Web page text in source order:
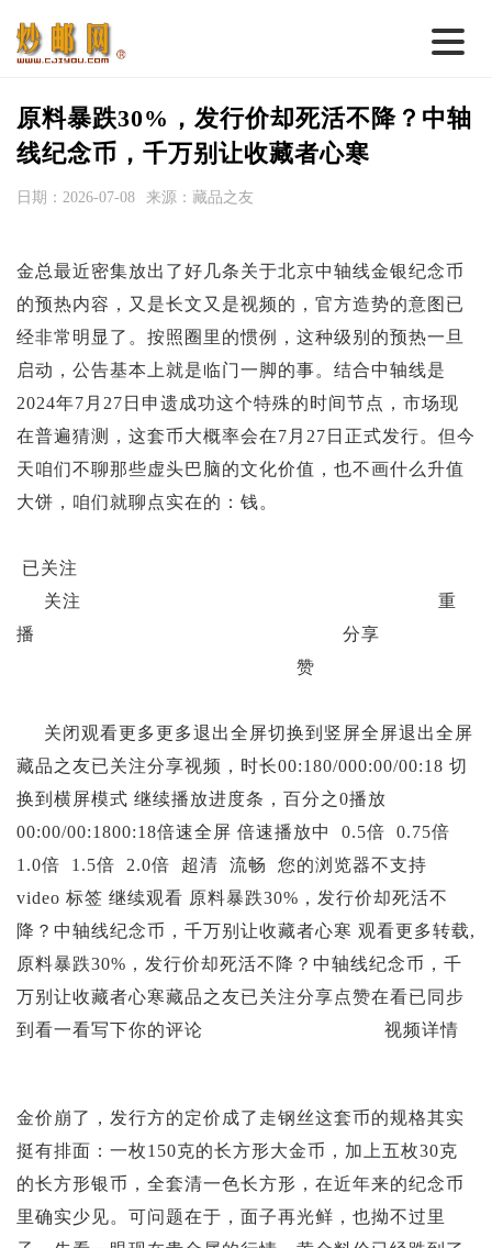
邮票行情
钱币行情
热点话题
实战论坛
新品预告
集藏资讯
投资论坛
原料暴跌30%，发行价却死活不降？中轴
线纪念币，千万别让收藏者心寒
日期：2026-07-08 来源：藏品之友
金总最近密集放出了好几条关于北京中轴线金银纪念币
的预热内容，又是长文又是视频的，官方造势的意图已
经非常明显了。按照圈里的惯例，这种级别的预热一旦
启动，公告基本上就是临门一脚的事。结合中轴线是
2024年7月27日申遗成功这个特殊的时间节点，市场现
在普遍猜测，这套币大概率会在7月27日正式发行。但今
天咱们不聊那些虚头巴脑的文化价值，也不画什么升值
大饼，咱们就聊点实在的：钱。
已关注
关注 重
播 分享
赞
关闭观看更多更多退出全屏切换到竖屏全屏退出全屏
藏品之友已关注分享视频，时长00:180/000:00/00:18 切
换到横屏模式 继续播放进度条，百分之0播放
00:00/00:1800:18倍速全屏 倍速播放中 0.5倍 0.75倍
1.0倍 1.5倍 2.0倍 超清 流畅 您的浏览器不支持
video 标签 继续观看 原料暴跌30%，发行价却死活不
降？中轴线纪念币，千万别让收藏者心寒 观看更多转载,
原料暴跌30%，发行价却死活不降？中轴线纪念币，千
万别让收藏者心寒藏品之友已关注分享点赞在看已同步
到看一看写下你的评论 视频详情
金价崩了，发行方的定价成了走钢丝这套币的规格其实
挺有排面：一枚150克的长方形大金币，加上五枚30克
的长方形银币，全套清一色长方形，在近年来的纪念币
里确实少见。可问题在于，面子再光鲜，也拗不过里